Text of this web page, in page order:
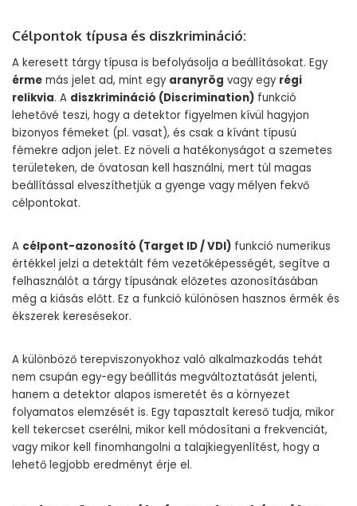
Célpontok típusa és diszkrimináció:
A keresett tárgy típusa is befolyásolja a beállításokat. Egy
érme más jelet ad, mint egy aranyrög vagy egy régi
relikvia. A diszkrimináció (Discrimination) funkció
lehetővé teszi, hogy a detektor figyelmen kívül hagyjon
bizonyos fémeket (pl. vasat), és csak a kívánt típusú
fémekre adjon jelet. Ez növeli a hatékonyságot a szemetes
területeken, de óvatosan kell használni, mert túl magas
beállítással elveszíthetjük a gyenge vagy mélyen fekvő
célpontokat.
A célpont-azonosító (Target ID / VDI) funkció numerikus
értékkel jelzi a detektált fém vezetőképességét, segítve a
felhasználót a tárgy típusának előzetes azonosításában
még a kiásás előtt. Ez a funkció különösen hasznos érmék és
ékszerek keresésekor.
A különböző terepviszonyokhoz való alkalmazkodás tehát
nem csupán egy-egy beállítás megváltoztatását jelenti,
hanem a detektor alapos ismeretét és a környezet
folyamatos elemzését is. Egy tapasztalt kereső tudja, mikor
kell tekercset cserélni, mikor kell módosítani a frekvenciát,
vagy mikor kell finomhangolni a talajkiegyenlítést, hogy a
lehető legjobb eredményt érje el.